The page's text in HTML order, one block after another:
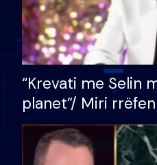
“Krevati me Selin
planet”/ Miri
bukura në
mungojë zilja e